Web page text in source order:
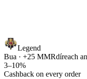
Legend
Bua · +25 MMRdíreach
3–10%
Cashback on every order